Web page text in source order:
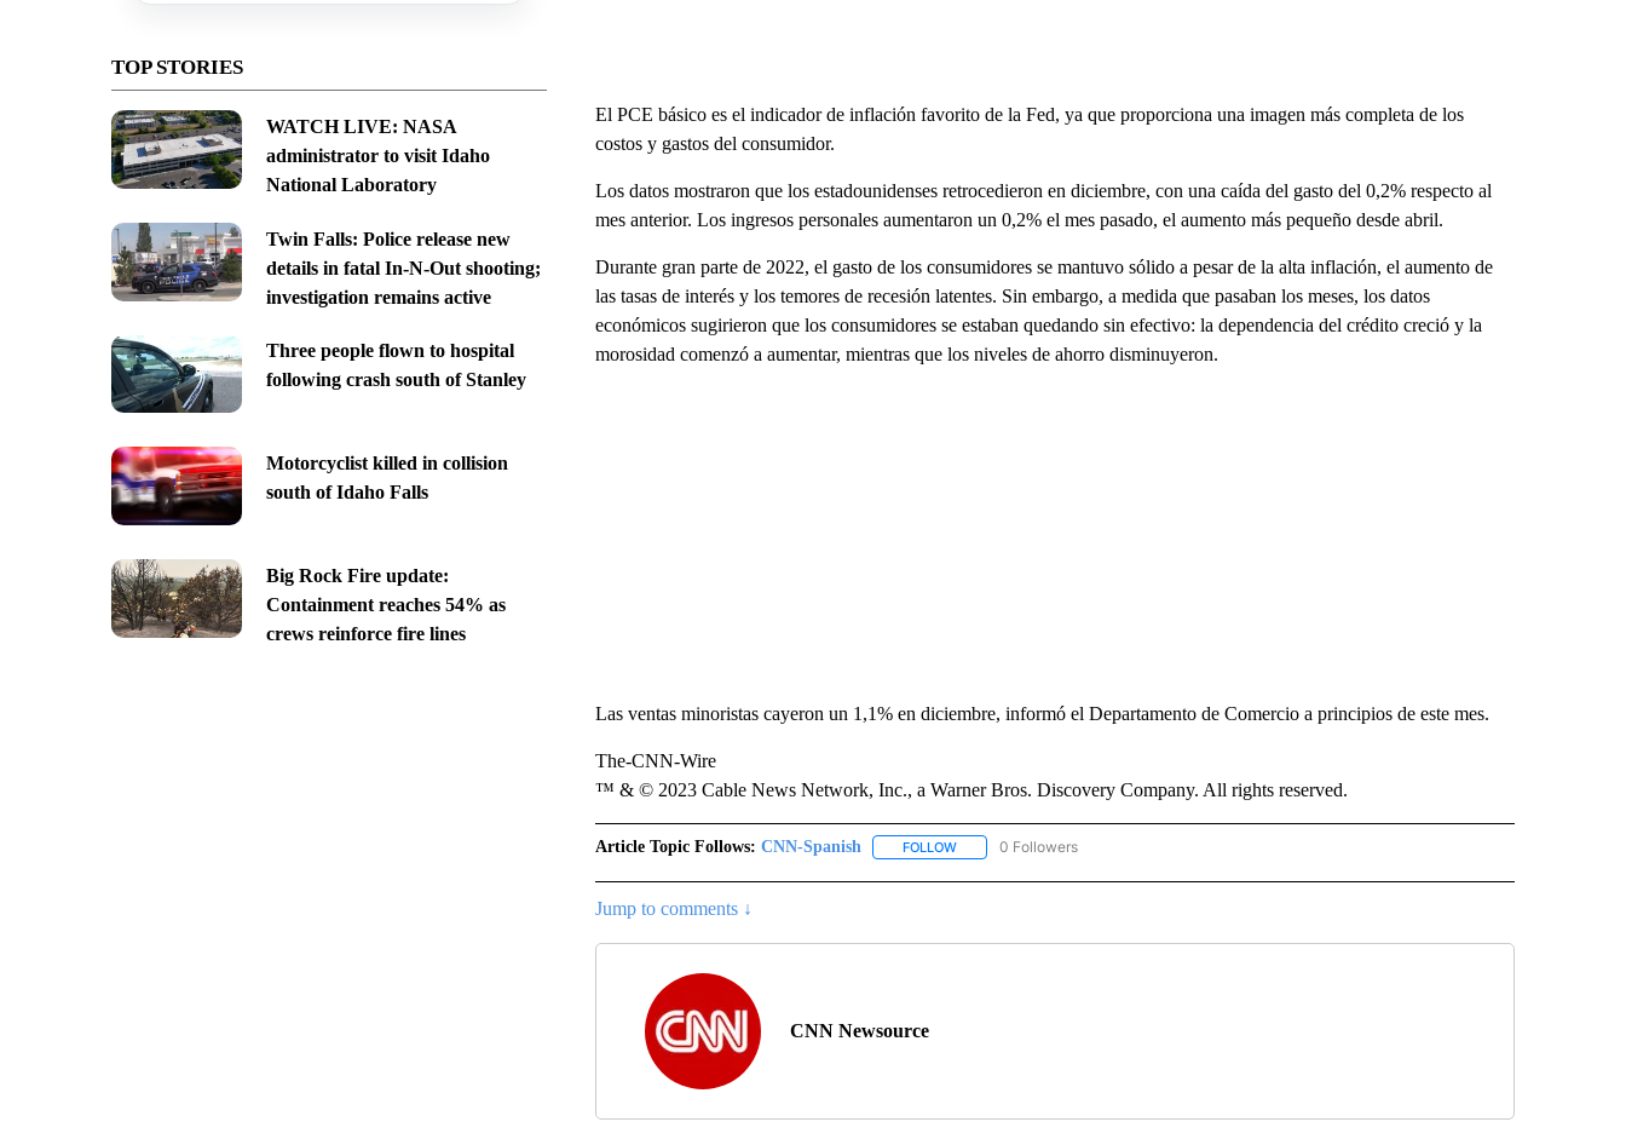
TOP STORIES
WATCH LIVE: NASA
administrator to visit Idaho
National Laboratory
Twin Falls: Police release new
details in fatal In-N-Out shooting;
investigation remains active
Three people flown to hospital
following crash south of Stanley
Motorcyclist killed in collision
south of Idaho Falls
Big Rock Fire update:
Containment reaches 54% as
crews reinforce fire lines
El PCE básico es el indicador de inflación favorito de la Fed, ya que proporciona una imagen más completa de los
costos y gastos del consumidor.
Los datos mostraron que los estadounidenses retrocedieron en diciembre, con una caída del gasto del 0,2% respecto al
mes anterior. Los ingresos personales aumentaron un 0,2% el mes pasado, el aumento más pequeño desde abril.
Durante gran parte de 2022, el gasto de los consumidores se mantuvo sólido a pesar de la alta inflación, el aumento de
las tasas de interés y los temores de recesión latentes. Sin embargo, a medida que pasaban los meses, los datos
económicos sugirieron que los consumidores se estaban quedando sin efectivo: la dependencia del crédito creció y la
morosidad comenzó a aumentar, mientras que los niveles de ahorro disminuyeron.
Las ventas minoristas cayeron un 1,1% en diciembre, informó el Departamento de Comercio a principios de este mes.
The-CNN-Wire
™ & © 2023 Cable News Network, Inc., a Warner Bros. Discovery Company. All rights reserved.
Article Topic Follows: CNN-Spanish FOLLOWFOLLOW "CNN-SPANISH" TO RECEIVE NOTIFICATIONS ABOUT NEW PAGES ON "CNN-SPANISH".
0 Followers
Jump to comments ↓
CNN Newsource